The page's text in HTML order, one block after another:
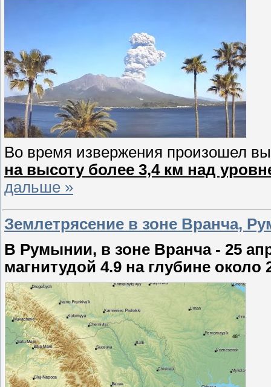
Во время извержения произошел
на высоту более 3,4 км над
дальше »
Землетрясение в зоне Вранча,
В Румынии, в зоне Вранча - 25
магнитудой 4.9 на глубине около